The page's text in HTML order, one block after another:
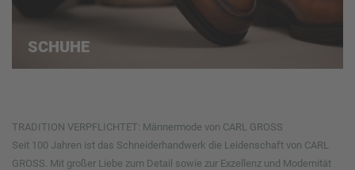
SCHUHE
TRADITION VERPFLICHTET: Männermode von CARL GROSS
Seit 100 Jahren ist das Schneiderhandwerk die Leidenschaft von CARL
GROSS. Mit großer Liebe zum Detail sowie zur Exzellenz und Modernität